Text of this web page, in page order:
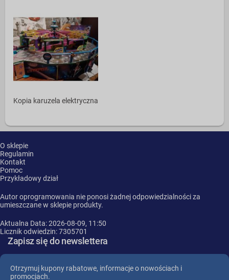
Kopia karuzela elektryczna
O sklepie
Regulamin
Kontakt
Pomoc
Przykładowy dział
Autor oprogramowania nie ponosi żadnej odpowiedzialności za
umieszczane w sklepie produkty.
Aktualna Data: 2026-08-09, 11:50
Licznik odwiedzin: 7305701
Zapisz się do newslettera
Otrzymuj kupony rabatowe, informacje o nowościach i
promocjach.